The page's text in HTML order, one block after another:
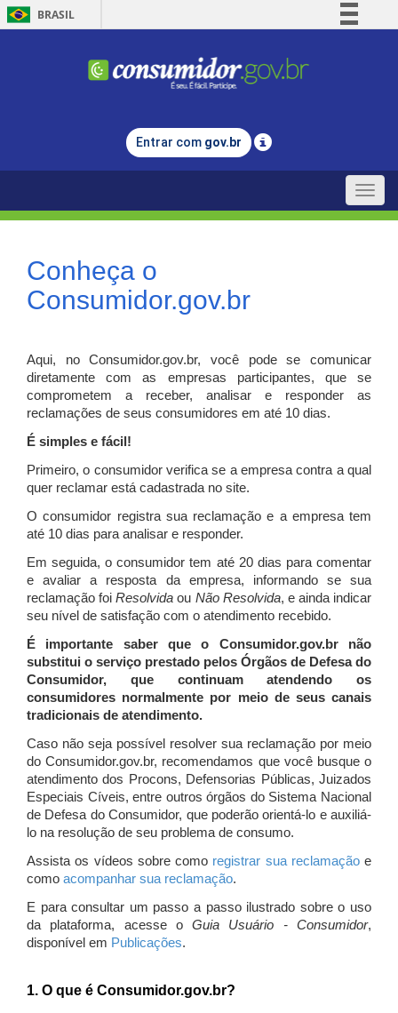
BRASIL
Comunica BR
Legislação
Entrar com gov.br
Toggle
Conheça o
Consumidor.gov.br
Aqui, no Consumidor.gov.br, você pode se comunicar
diretamente com as empresas participantes, que se
comprometem a receber, analisar e responder as
reclamações de seus consumidores em até 10 dias.
É simples e fácil!
Primeiro, o consumidor verifica se a empresa contra a qual
quer reclamar está cadastrada no site.
O consumidor registra sua reclamação e a empresa tem
até 10 dias para analisar e responder.
Em seguida, o consumidor tem até 20 dias para comentar
e avaliar a resposta da empresa, informando se sua
reclamação foiResolvida ou Não Resolvida, e ainda indicar
seu nível de satisfação com o atendimento recebido.
É importante saber que o Consumidor.gov.br não
substitui o serviço prestado pelos Órgãos de Defesa do
Consumidor, que continuam atendendo os
consumidores normalmente por meio de seus canais
tradicionais de atendimento.
Caso não seja possível resolver sua reclamação por meio
do Consumidor.gov.br, recomendamos que você busque o
atendimento dos Procons, Defensorias Públicas, Juizados
Especiais Cíveis, entre outros órgãos do Sistema Nacional
de Defesa do Consumidor, que poderão orientá-lo e auxiliá-
lo na resolução de seu problema de consumo.
Assista os vídeos sobre como registrar sua reclamaçãoe
como acompanhar sua reclamação.
E para consultar um passo a passo ilustrado sobre o uso
da plataforma, acesse oGuia Usuário - Consumidor,
disponível em Publicações.
1. O que é Consumidor.gov.br?